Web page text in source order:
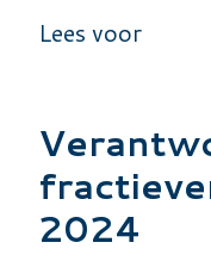
Lees voor
2024